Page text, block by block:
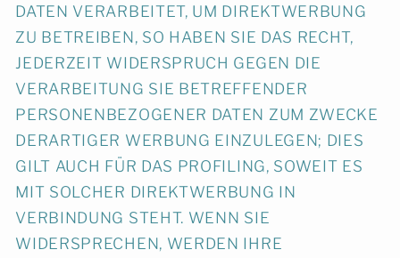
DATEN VERARBEITET, UM DIREKTWERBUNG
ZU BETREIBEN, SO HABEN SIE DAS RECHT,
JEDERZEIT WIDERSPRUCH GEGEN DIE
VERARBEITUNG SIE BETREFFENDER
PERSONENBEZOGENER DATEN ZUM ZWECKE
DERARTIGER WERBUNG EINZULEGEN; DIES
GILT AUCH FÜR DAS PROFILING, SOWEIT ES
MIT SOLCHER DIREKTWERBUNG IN
VERBINDUNG STEHT. WENN SIE
WIDERSPRECHEN, WERDEN IHRE